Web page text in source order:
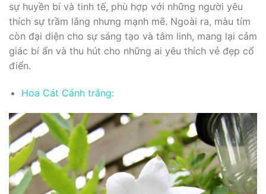
sự huyền bí và tinh tế, phù hợp với những người yêu
thích sự trầm lắng nhưng mạnh mẽ. Ngoài ra, màu tím
còn đại diện cho sự sáng tạo và tâm linh, mang lại cảm
giác bí ẩn và thu hút cho những ai yêu thích vẻ đẹp cổ
điển.
Hoa Cát Cánh trắng: